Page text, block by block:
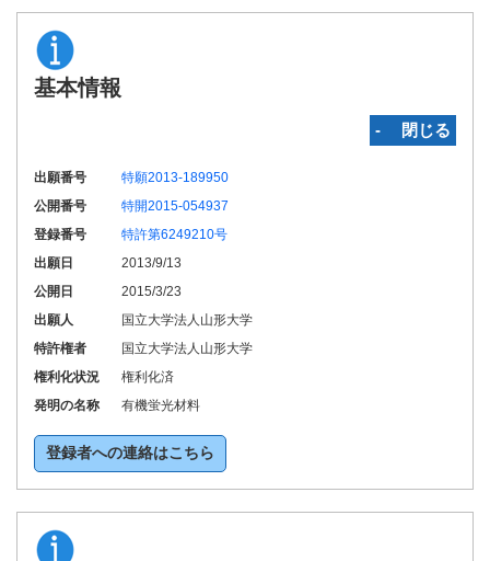
基本情報
‐ 閉じる
出願番号
特願2013-189950
公開番号
特開2015-054937
登録番号
特許第6249210号
出願日
2013/9/13
公開日
2015/3/23
出願人
国立大学法人山形大学
特許権者
国立大学法人山形大学
権利化状況
権利化済
発明の名称
有機蛍光材料
登録者への連絡はこちら